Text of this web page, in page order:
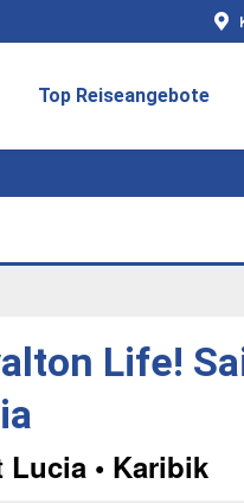
Top Reiseangebote
Life!
Lucia • Karibik